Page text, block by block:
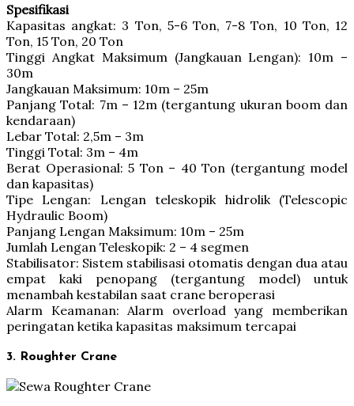
Spesifikasi
Kapasitas angkat: 3 Ton, 5-6 Ton, 7-8 Ton, 10 Ton, 12
Ton, 15 Ton, 20 Ton
Tinggi Angkat Maksimum (Jangkauan Lengan): 10m –
30m
Jangkauan Maksimum: 10m – 25m
Panjang Total: 7m – 12m (tergantung ukuran boom dan
kendaraan)
Lebar Total: 2,5m – 3m
Tinggi Total: 3m – 4m
Berat Operasional: 5 Ton – 40 Ton (tergantung model
dan kapasitas)
Tipe Lengan: Lengan teleskopik hidrolik (Telescopic
Hydraulic Boom)
Panjang Lengan Maksimum: 10m – 25m
Jumlah Lengan Teleskopik: 2 – 4 segmen
Stabilisator: Sistem stabilisasi otomatis dengan dua atau
empat kaki penopang (tergantung model) untuk
menambah kestabilan saat crane beroperasi
Alarm Keamanan: Alarm overload yang memberikan
peringatan ketika kapasitas maksimum tercapai
3. Roughter Crane